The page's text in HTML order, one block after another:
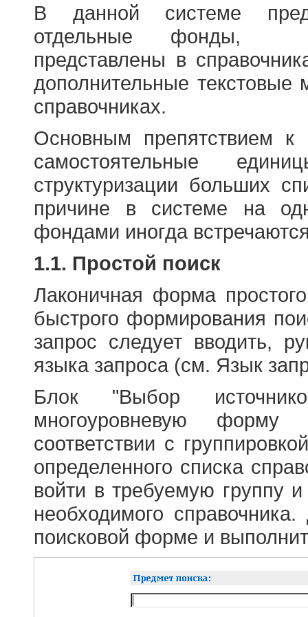
В данной системе
отдельные фонды,
представлены в
дополнительные
справочниках.
Основным препятствием
самостоятельные
структуризации больших
причине в системе на
фондами иногда
1.1. Простой поиск
Лаконичная форма
быстрого формирования
запрос следует вводить,
языка запроса (см. Язык
Блок "Выбор
многоуровневую форму
соответствии с
определенного списка
войти в требуемую группу и
необходимого
поисковой форме и